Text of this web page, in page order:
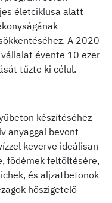
életciklusa alatt
A 2020
évente 10 ezer
tűzte ki célul.
készítéséhez
anyaggal bevont
keverve ideálisan
födémek feltöltésére,
és aljzatbetonok
hőszigetelő